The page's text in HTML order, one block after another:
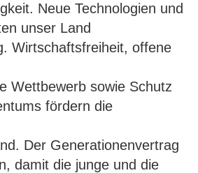
Neue Technologien und
unser Land
Wirtschaftsfreiheit, offene
Wettbewerb sowie Schutz
fördern die
Der Generationenvertrag
damit die junge und die